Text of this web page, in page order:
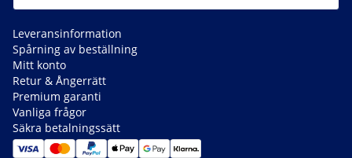
Leveransinformation
Spårning av beställning
Mitt konto
Retur & Ångerrätt
Premium garanti
Vanliga frågor
Säkra betalningssätt